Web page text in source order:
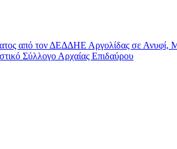
από τον ΔΕΔΔΗΕ Αργολίδας σε Ανυφί,
Σύλλογο Αρχαίας Επιδαύρου